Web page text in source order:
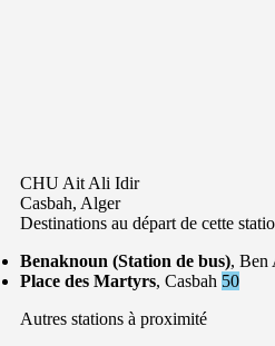
CHU Ait Ali Idir
Casbah, Alger
Destinations au départ de cette
Benaknoun (Station de bus), Ben
Place des Martyrs, Casbah 50
Autres stations à proximité